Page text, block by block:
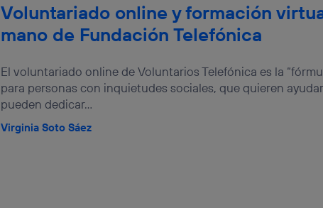
Voluntariado online y formación
mano de Fundación Telefónica
El voluntariado online de Voluntarios Telefónica es la
para personas con inquietudes sociales, que quieren
pueden dedicar...
Virginia Soto Sáez